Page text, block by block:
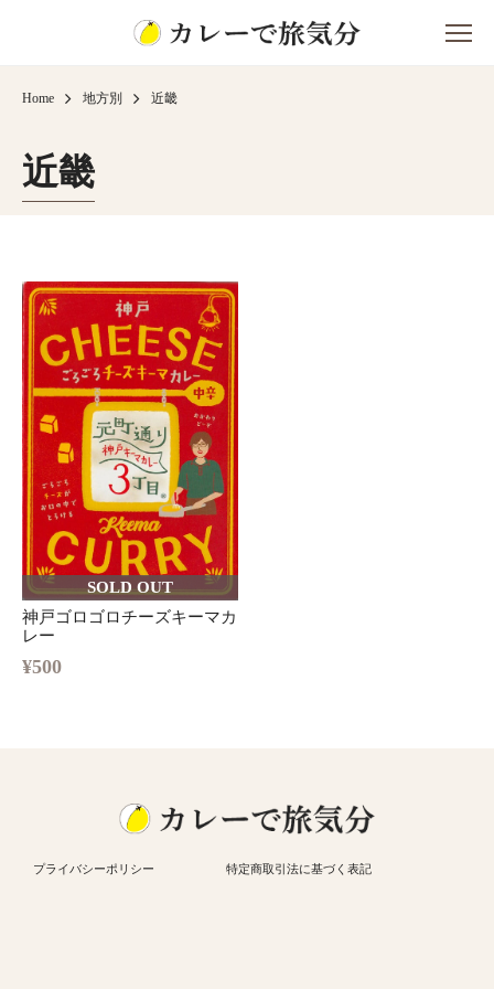
Home 地方別 近畿
近畿
SOLD OUT
神戸ゴロゴロチーズキーマカ
レー
¥500
プライバシーポリシー 特定商取引法に基づく表記